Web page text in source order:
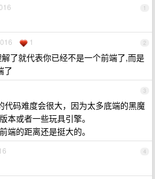
1
2
1
了就代表你已经不是一个前端了,而是
了
3
代码难度会很大，因为太多底端的黑魔
本或者一些玩具引擎。
端的距离还是挺大的。
4